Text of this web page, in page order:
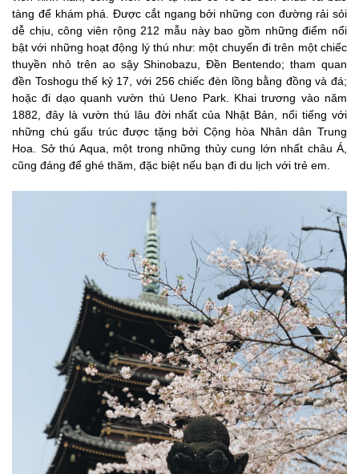
tàng để khám phá. Được cắt ngang bởi những con đường rải sỏi
dễ chịu, công viên rộng 212 mẫu này bao gồm những điểm nổi
bật với những hoạt động lý thú như: một chuyến đi trên một chiếc
thuyền nhỏ trên ao sậy Shinobazu, Đền Bentendo; tham quan
đền Toshogu thế kỷ 17, với 256 chiếc đèn lồng bằng đồng và đá;
hoặc đi dạo quanh vườn thú Ueno Park. Khai trương vào năm
1882, đây là vườn thú lâu đời nhất của Nhật Bản, nổi tiếng với
những chú gấu trúc được tặng bởi Cộng hòa Nhân dân Trung
Hoa. Sở thú Aqua, một trong những thủy cung lớn nhất châu Á,
cũng đáng để ghé thăm, đặc biệt nếu bạn đi du lịch với trẻ em.